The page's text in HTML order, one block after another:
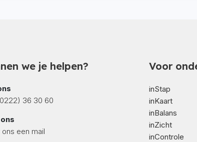
we je helpen?
36 30 60
ons een mail
Voor
inStap
inKaart
inBalans
inZicht
inControle